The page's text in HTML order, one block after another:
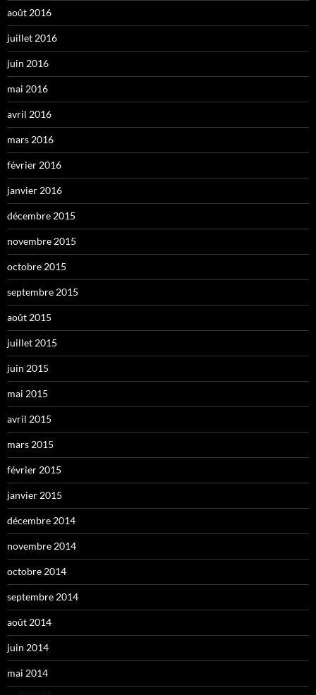
août 2016
juillet 2016
juin 2016
mai 2016
avril 2016
mars 2016
février 2016
janvier 2016
décembre 2015
novembre 2015
octobre 2015
septembre 2015
août 2015
juillet 2015
juin 2015
mai 2015
avril 2015
mars 2015
février 2015
janvier 2015
décembre 2014
novembre 2014
octobre 2014
septembre 2014
août 2014
juin 2014
mai 2014